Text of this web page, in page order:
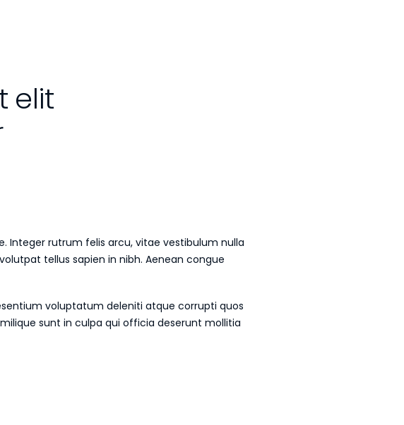
elit
Integer rutrum felis arcu, vitae vestibulum nulla
tellus sapien in nibh. Aenean congue
voluptatum deleniti atque corrupti quos
sunt in culpa qui officia deserunt mollitia